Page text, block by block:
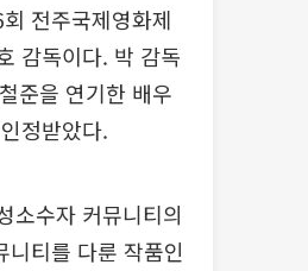
전주국제영화제
감독이다. 박 감독
준을 연기한 배우
정받았다.
소수자 커뮤니티의
티를 다룬 작품인